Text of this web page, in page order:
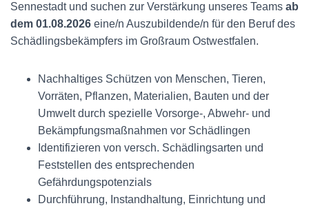
Sennestadt und suchen zur Verstärkung unseres Teams ab
dem 01.08.2026 eine/n Auszubildende/n für den Beruf des
Schädlingsbekämpfers im Großraum Ostwestfalen.
Nachhaltiges Schützen von Menschen, Tieren,
Vorräten, Pflanzen, Materialien, Bauten und der
Umwelt durch spezielle Vorsorge-, Abwehr- und
Bekämpfungsmaßnahmen vor Schädlingen
Identifizieren von versch. Schädlingsarten und
Feststellen des entsprechenden
Gefährdungspotenzials
Durchführung, Instandhaltung, Einrichtung und